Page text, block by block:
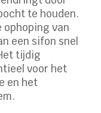
te houden.
van
een sifon snel
tijdig
voor het
en het